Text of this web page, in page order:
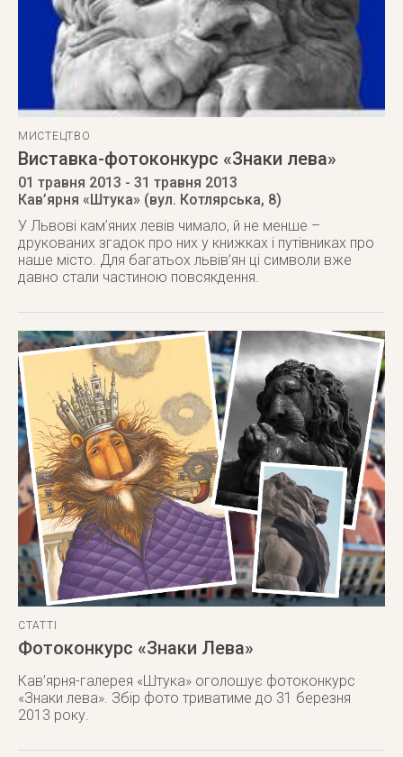
МИСТЕЦТВО
Виставка-фотоконкурс «Знаки лева»
01 травня 2013 - 31 травня 2013
Кав’ярня «Штука» (вул. Котлярська, 8)
У Львові кам’яних левів чимало, й не менше –
друкованих згадок про них у книжках і путівниках про
наше місто. Для багатьох львів’ян ці символи вже
давно стали частиною повсякдення.
СТАТТІ
Фотоконкурс «Знаки Лева»
Кав’ярня-галерея «Штука» оголошує фотоконкурс
«Знаки лева». Збір фото триватиме до 31 березня
2013 року.